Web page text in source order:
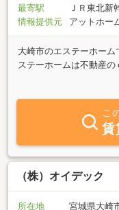
最寄駅
ＪＲ東北新
情報提供元
アットホー
大崎市のエステーホー
ステーホームは不動産
葉です。また、代表者
す。 ・・・ちょっと
方・・・ ・・・ひ
いひとときを大切にし
までご連絡ください。
ンション・貸家など皆
だきます。皆さまから
こ
賃
（株）オイデック
所在地
宮城県大崎